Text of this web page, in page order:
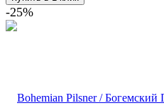
-25%